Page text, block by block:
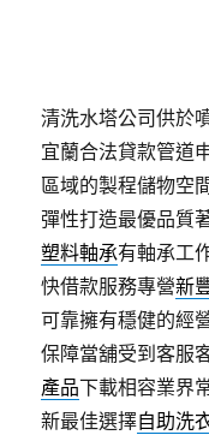
清洗水塔公司供於
宜蘭合法貸款管道
區域的製程儲物空
彈性打造最優品質
塑料軸承有軸承工
快借款服務專營新
可靠擁有穩健的經
保障當舖受到客服
產品下載相容業界
新最佳選擇自助洗